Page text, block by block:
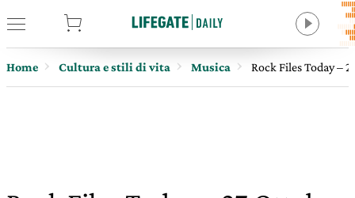
Home Cultura e stili di vita Musica Rock Files Today –